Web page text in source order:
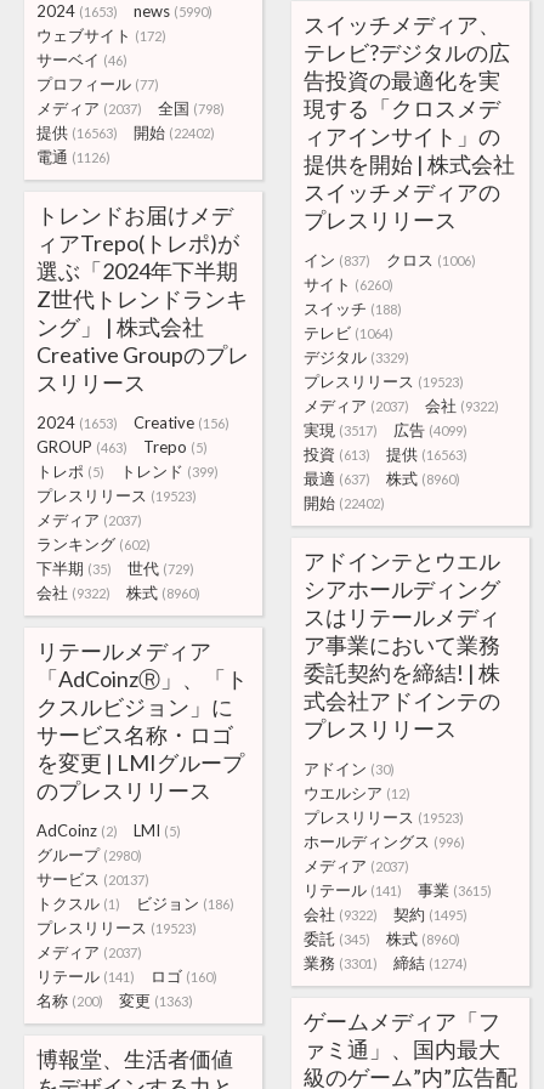
2024 (1653) news (5990)
ウェブサイト (172)
サーベイ (46)
プロフィール (77)
メディア (2037) 全国 (798)
提供 (16563) 開始 (22402)
電通 (1126)
スイッチメディア、
テレビ?デジタルの広
告投資の最適化を実
現する「クロスメデ
ィアインサイト」の
提供を開始 | 株式会社
スイッチメディアの
プレスリリース
イン (837) クロス (1006)
サイト (6260)
スイッチ (188)
テレビ (1064)
デジタル (3329)
プレスリリース (19523)
メディア (2037) 会社 (9322)
実現 (3517) 広告 (4099)
投資 (613) 提供 (16563)
最適 (637) 株式 (8960)
開始 (22402)
トレンドお届けメデ
ィアTrepo(トレポ)が
選ぶ「2024年下半期
Z世代トレンドランキ
ング」 | 株式会社
Creative Groupのプレ
スリリース
2024 (1653) Creative (156)
GROUP (463) Trepo (5)
トレポ (5) トレンド (399)
プレスリリース (19523)
メディア (2037)
ランキング (602)
下半期 (35) 世代 (729)
会社 (9322) 株式 (8960)
アドインテとウエル
シアホールディング
スはリテールメディ
ア事業において業務
委託契約を締結! | 株
式会社アドインテの
プレスリリース
アドイン (30)
ウエルシア (12)
プレスリリース (19523)
ホールディングス (996)
メディア (2037)
リテール (141) 事業 (3615)
会社 (9322) 契約 (1495)
委託 (345) 株式 (8960)
業務 (3301) 締結 (1274)
リテールメディア
「AdCoinzⓇ」、「ト
クスルビジョン」に
サービス名称・ロゴ
を変更 | LMIグループ
のプレスリリース
AdCoinz (2) LMI (5)
グループ (2980)
サービス (20137)
トクスル (1) ビジョン (186)
プレスリリース (19523)
メディア (2037)
リテール (141) ロゴ (160)
名称 (200) 変更 (1363)
ゲームメディア「フ
ァミ通」、国内最大
級のゲーム”内”広告配
博報堂、生活者価値